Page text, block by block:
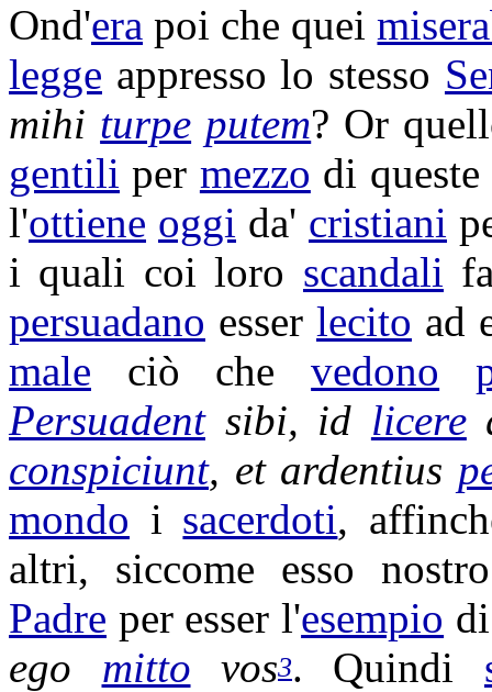
Ond'era poi che quei
legge appresso lo stesso
mihi turpe putem? Or
gentili per mezzo di queste
l'ottiene oggi da' cristiani
i quali coi loro scandali
persuadano esser lecito ad
male ciò chevedono
Persuadentsibi, id licere
conspiciunt, et ardentius
mondo i sacerdoti,
altri, siccome esso
Padre per esser l'esempio
ego mitto vos3. Quindi